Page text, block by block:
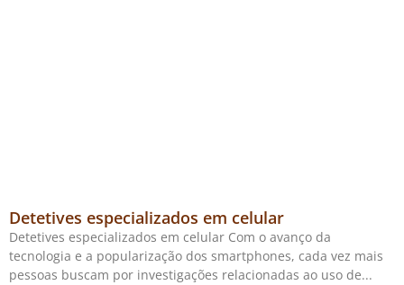
Detetives especializados em celular
Detetives especializados em celular Com o avanço da
tecnologia e a popularização dos smartphones, cada vez mais
pessoas buscam por investigações relacionadas ao uso de